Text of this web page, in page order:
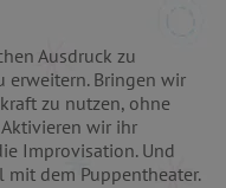
Ausdruck zu
erweitern. Bringen wir
zu nutzen, ohne
wir ihr
Improvisation. Und
mit dem Puppentheater.